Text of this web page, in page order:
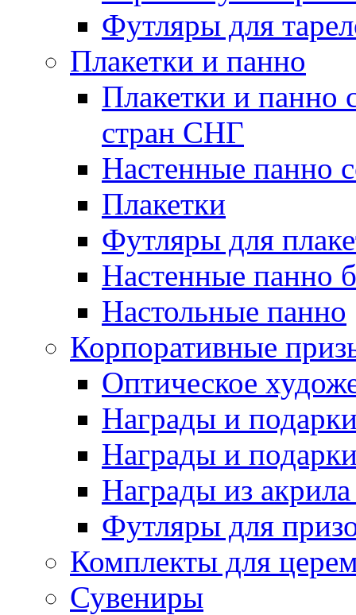
Футляры для
Плакетки и панно
Плакетки и панно
стран СНГ
Настенные панно
Плакетки
Футляры для
Настенные панно
Настольные панно
Корпоративные
Оптическое
Награды и
Награды и
Награды из акрила
Футляры для
Комплекты для
Сувениры